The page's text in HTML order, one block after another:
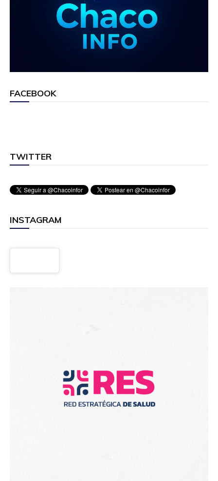
FACEBOOK
TWITTER
INSTAGRAM